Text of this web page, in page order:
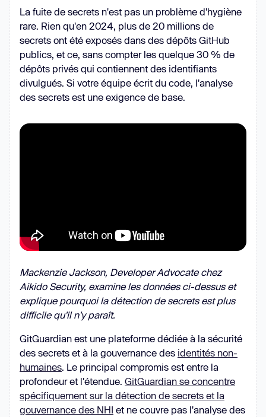
La fuite de secrets n'est pas un problème d'hygiène
rare. Rien qu'en 2024, plus de 20 millions de
secrets ont été exposés dans des dépôts GitHub
publics, et ce, sans compter les quelque 30 % de
dépôts privés qui contiennent des identifiants
divulgués. Si votre équipe écrit du code, l'analyse
des secrets est une exigence de base.
Mackenzie Jackson, Developer Advocate chez
Aikido Security, examine les données ci-dessus et
explique pourquoi la détection de secrets est plus
difficile qu'il n'y paraît.
GitGuardian est une plateforme dédiée à la sécurité
des secrets et à la gouvernance des identités non-
humaines . Le principal compromis est entre la
profondeur et l'étendue. GitGuardian se concentre
spécifiquement sur la détection de secrets et la
gouvernance des NHI et ne couvre pas l'analyse des